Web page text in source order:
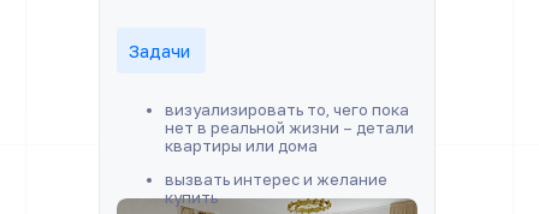
вызвать интерес и желание
купить
визуализировать то, чего пока
нет в реальной жизни – детали
квартиры или дома
Задачи